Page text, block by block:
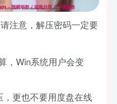
注意，解压密码一定要
，Win系统用户会变
更也不要用度盘在线